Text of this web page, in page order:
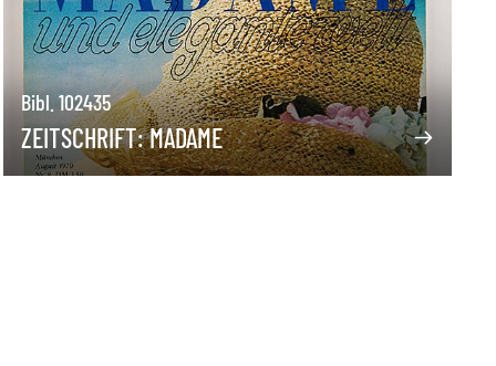
Bibl. 102435
ZEITSCHRIFT: MADAME